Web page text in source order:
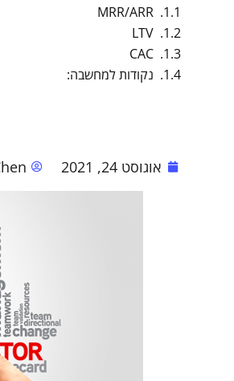
MRR/ARR
LTV
CAC
נקודות למחשבה:
אוגוסט 24, 2021